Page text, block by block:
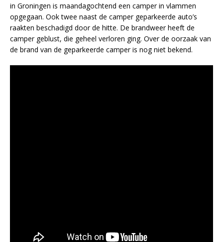
in Groningen is maandagochtend een camper in vlammen
opgegaan. Ook twee naast de camper geparkeerde auto’s
raakten beschadigd door de hitte. De brandweer heeft de
camper geblust, die geheel verloren ging. Over de oorzaak van
de brand van de geparkeerde camper is nog niet bekend.